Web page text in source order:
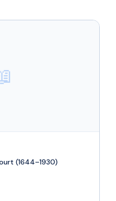
(1644–1930)